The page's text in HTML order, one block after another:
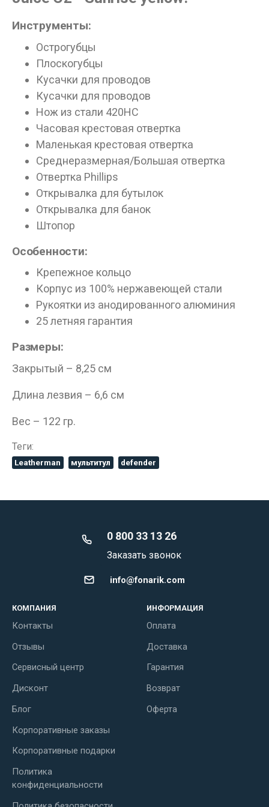
Инструменты:
Острогубцы
Плоскогубцы
Кусачки для проводов
Кусачки для проводов
Нож из стали 420HC
Часовая крестовая отвертка
Маленькая крестовая отвертка
Среднеразмерная/Большая отвертка
Отвертка Phillips
Открывалка для бутылок
Открывалка для банок
Штопор
Особенности:
Крепежное кольцо
Корпус из 100% нержавеющей стали
Рукоятки из анодированного алюминия
25 летняя гарантия
Размеры:
Закрытый – 8,25 см
Длина лезвия – 6,6 см
Вес – 122 гр.
Теги:
Leatherman мультитул defender
0 800 33 13 26
Заказать звонок
info@fonarik.com
КОМПАНИЯ
Контакты
Отзывы
Сервисный центр
Дисконт
Блог
Корпоративные заказы
Корпоративные подарки
Политика
конфиденциальности
ИНФОРМАЦИЯ
Оплата
Доставка
Гарантия
Возврат
Оферта